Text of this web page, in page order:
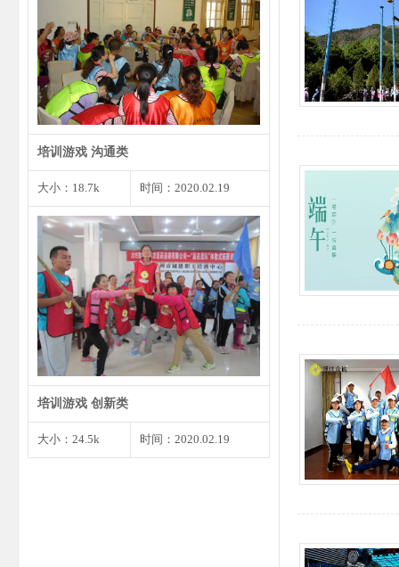
象的最重要的时刻，同样…
培训游戏 沟通类
大小：18.7k 时间：2020.02.19
1、将预先准备好的婚礼请柬发给
大家，确保每个角色都有…
培训游戏 创新类
大小：24.5k 时间：2020.02.19